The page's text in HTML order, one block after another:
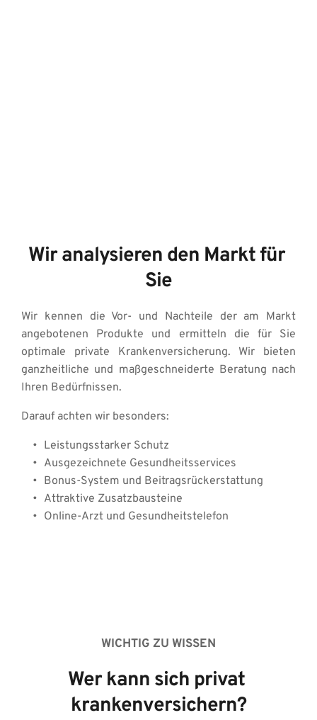
Wir analysieren den Markt für
Sie
Wir kennen die Vor- und Nachteile der am Markt
angebotenen Produkte und ermitteln die für Sie
optimale private Krankenversicherung. Wir bieten
ganzheitliche und maßgeschneiderte Beratung nach
Ihren Bedürfnissen.
Darauf achten wir besonders:
Leistungsstarker Schutz
Ausgezeichnete Gesundheitsservices
Bonus-System und Beitragsrückerstattung
Attraktive Zusatzbausteine
Online-Arzt und Gesundheitstelefon
WICHTIG ZU WISSEN
Wer kann sich privat
krankenversichern?